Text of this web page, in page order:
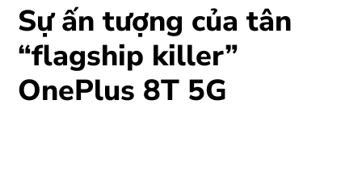
Sự ấn tượng của tân
“flagship killer”
OnePlus 8T 5G